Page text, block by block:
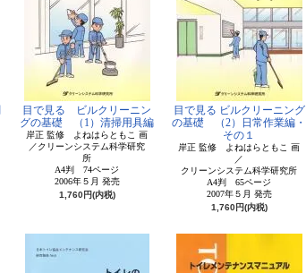
目で見る ビルクリーニン
グの基礎 （1）清掃用具編
岸正 監修 よねはらともこ 画
／クリーンシステム科学研究
所
A4判 74ページ
2006年５月 発売
1,760円(内税)
目で見る ビルクリーニング
の基礎 （2）日常作業編・
その１
岸正 監修 よねはらともこ 画
／
クリーンシステム科学研究所
A4判 65ページ
2007年５月 発売
1,760円(内税)